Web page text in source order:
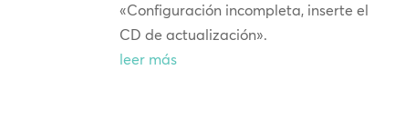
«Configuración incompleta, inserte el
CD de actualización».
leer más